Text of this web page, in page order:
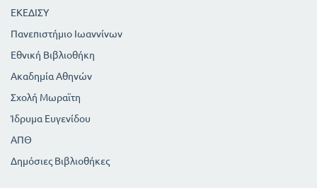
ΕΚΕΔΙΣΥ
Πανεπιστήμιο Ιωαννίνων
Εθνική Βιβλιοθήκη
Ακαδημία Αθηνών
Σχολή Μωραϊτη
Ίδρυμα Ευγενίδου
ΑΠΘ
Δημόσιες Βιβλιοθήκες